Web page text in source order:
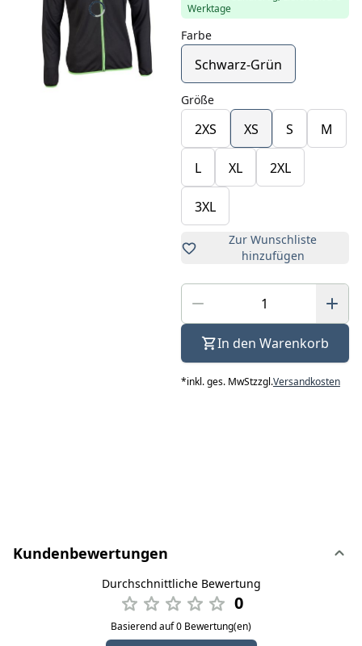
Werktage
Farbe
Schwarz-Grün
Größe
2XS XS S M
L XL 2XL
3XL
Zur Wunschliste
hinzufügen
In den Warenkorb
*inkl. ges. MwStzzgl.Versandkosten
Kundenbewertungen
Durchschnittliche Bewertung
0
Basierend auf 0 Bewertung(en)